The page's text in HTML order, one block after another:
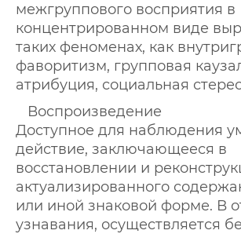
межгруппового восприятия в
концентрированном виде
таких феноменах, как
фаворитизм, групповая
атрибуция, социальная
Воспроизведение
Доступное для наблюдения
действие, заключающееся в
восстановлении и
актуализированного
или иной знаковой форме. В
узнавания, осуществляется